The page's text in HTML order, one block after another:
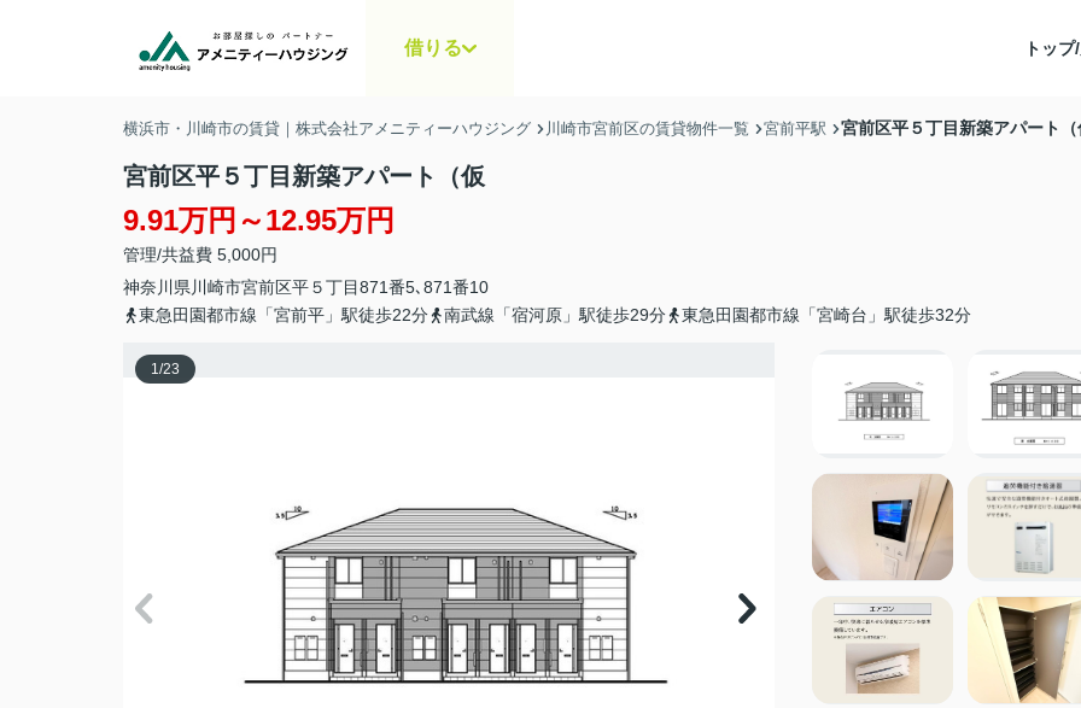
借りる トップ/
横浜市・川崎市の賃貸｜株式会社アメニティーハウジング 川崎市宮前区の賃貸物件一覧 宮前平駅 宮前区平５丁目新築アパート（
宮前区平５丁目新築アパート（仮
9.91万円～12.95万円
管理/共益費 5,000円
神奈川県 川崎市宮前区平５丁目871番5､871番10
東急田園都市線「宮前平」駅徒歩22分
南武線「宿河原」駅徒歩29分 東急田園都市線「宮崎台」駅徒歩32分
1/23